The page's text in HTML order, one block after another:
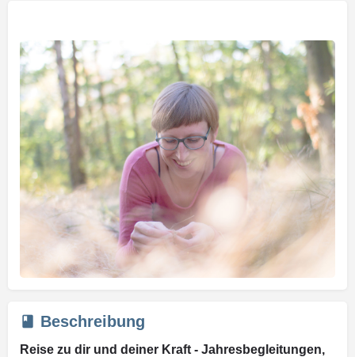
Beschreibung
Reise zu dir und deiner Kraft - Jahresbegleitungen,